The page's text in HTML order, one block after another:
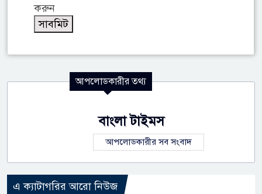
করুন
আপলোডকারীর তথ্য
বাংলা টাইমস
আপলোডকারীর সব সংবাদ
এ ক্যাটাগরির আরো নিউজ